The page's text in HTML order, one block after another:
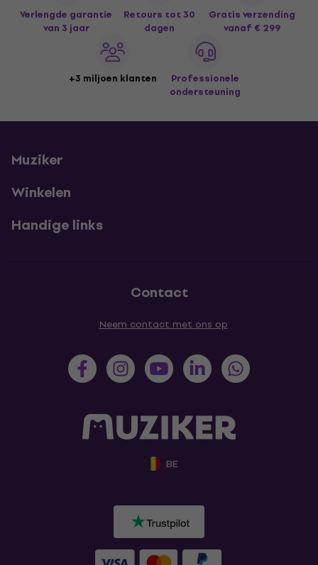
Verlengde garantie
van 3 jaar
Retours tot 30
dagen
Gratis verzending
vanaf € 299
+3 miljoen klanten
Professionele
ondersteuning
Muziker
Winkelen
Handige links
Contact
Neem contact met ons op
BE